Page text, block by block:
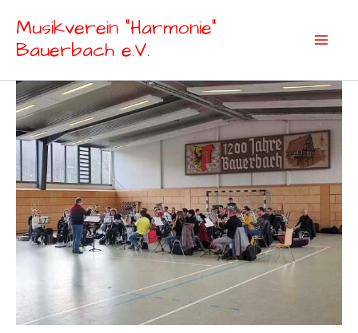
Inhalt
Musikverein "Harmonie"
Bauerbach e.V.